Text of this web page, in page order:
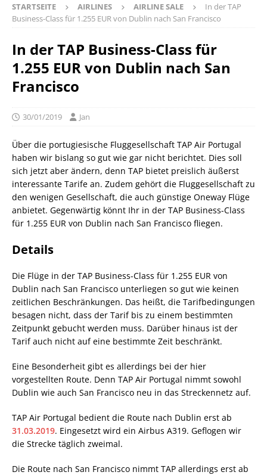
STARTSEITE AIRLINES AIRLINE SALE
In der TAP
Business-Class für 1.255 EUR von Dublin nach San Francisco
In der TAP Business-Class für
1.255 EUR von Dublin nach San
Francisco
30/01/2019 Jan
Über die portugiesische Fluggesellschaft TAP Air Portugal
haben wir bislang so gut wie gar nicht berichtet. Dies soll
sich jetzt aber ändern, denn TAP bietet preislich äußerst
interessante Tarife an. Zudem gehört die Fluggesellschaft zu
den wenigen Gesellschaft, die auch günstige Oneway Flüge
anbietet. Gegenwärtig könnt Ihr in der TAP Business-Class
für 1.255 EUR von Dublin nach San Francisco fliegen.
Details
Die Flüge in der TAP Business-Class für 1.255 EUR von
Dublin nach San Francisco unterliegen so gut wie keinen
zeitlichen Beschränkungen. Das heißt, die Tarifbedingungen
besagen nicht, dass der Tarif bis zu einem bestimmten
Zeitpunkt gebucht werden muss. Darüber hinaus ist der
Tarif auch nicht auf eine bestimmte Zeit beschränkt.
Eine Besonderheit gibt es allerdings bei der hier
vorgestellten Route. Denn TAP Air Portugal nimmt sowohl
Dublin wie auch San Francisco neu in das Streckennetz auf.
TAP Air Portugal bedient die Route nach Dublin erst ab
31.03.2019. Eingesetzt wird ein Airbus A319. Geflogen wir
die Strecke täglich zweimal.
Die Route nach San Francisco nimmt TAP allerdings erst ab